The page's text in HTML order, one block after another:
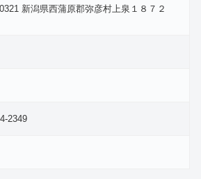
新潟県西蒲原郡弥彦村上泉１８７２
2349